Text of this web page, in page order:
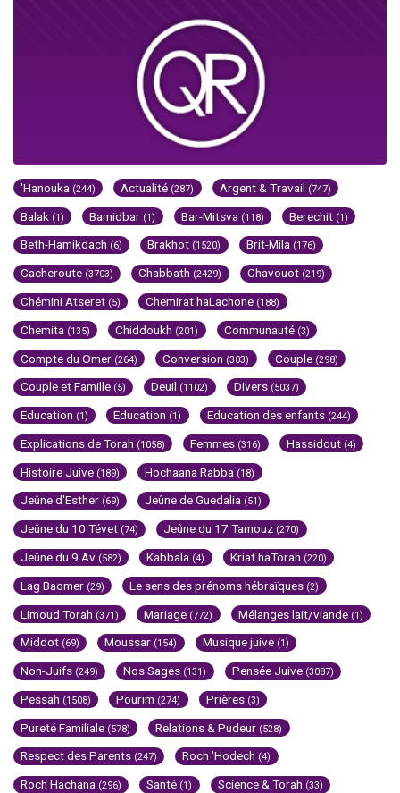
'Hanouka (244) Actualité (287) Argent & Travail (747)
Balak (1) Bamidbar (1) Bar-Mitsva (118) Berechit (1)
Beth-Hamikdach (6) Brakhot (1520) Brit-Mila (176)
Cacheroute (3703) Chabbath (2429) Chavouot (219)
Chémini Atseret (5) Chemirat haLachone (188)
Chemita (135) Chiddoukh (201) Communauté (3)
Compte du Omer (264) Conversion (303) Couple (298)
Couple et Famille (5) Deuil (1102) Divers (5037)
Education (1) Education (1) Education des enfants (244)
Explications de Torah (1058) Femmes (316) Hassidout (4)
Histoire Juive (189) Hochaana Rabba (18)
Jeûne d'Esther (69) Jeûne de Guedalia (51)
Jeûne du 10 Tévet (74) Jeûne du 17 Tamouz (270)
Jeûne du 9 Av (582) Kabbala (4) Kriat haTorah (220)
Lag Baomer (29) Le sens des prénoms hébraïques (2)
Limoud Torah (371) Mariage (772) Mélanges lait/viande (1)
Middot (69) Moussar (154) Musique juive (1)
Non-Juifs (249) Nos Sages (131) Pensée Juive (3087)
Pessah (1508) Pourim (274) Prières (3)
Pureté Familiale (578) Relations & Pudeur (528)
Respect des Parents (247) Roch 'Hodech (4)
Roch Hachana (296) Santé (1) Science & Torah (33)